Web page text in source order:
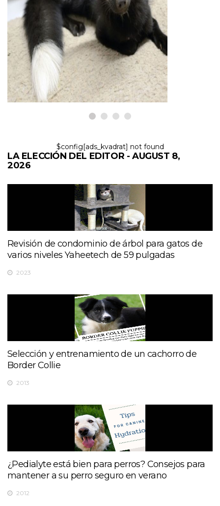
MASCOTAS EXOTICAS
Tipos de zorros que las
personas mantienen como
mascotas y cómo cuidarlos
$config[ads_kvadrat] not found
LA ELECCIÓN DEL EDITOR - AUGUST 8,
2026
Revisión de condominio de árbol para gatos de
varios niveles Yaheetech de 59 pulgadas
2023
Selección y entrenamiento de un cachorro de
Border Collie
2013
¿Pedialyte está bien para perros? Consejos para
mantener a su perro seguro en verano
2012